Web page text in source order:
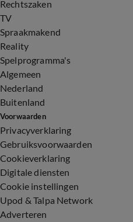
Rechtszaken
TV
Spraakmakend
Reality
Spelprogramma's
Algemeen
Nederland
Buitenland
Voorwaarden
Privacyverklaring
Gebruiksvoorwaarden
Cookieverklaring
Digitale diensten
Cookie instellingen
Upod & Talpa Network
Adverteren